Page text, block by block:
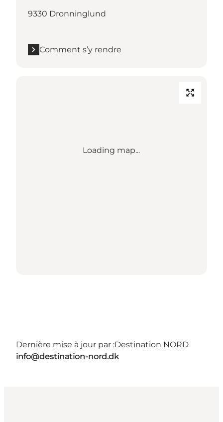
9330 Dronninglund
Comment s’y rendre
Loading map...
Dernière mise à jour par :Destination NORD
info@destination-nord.dk